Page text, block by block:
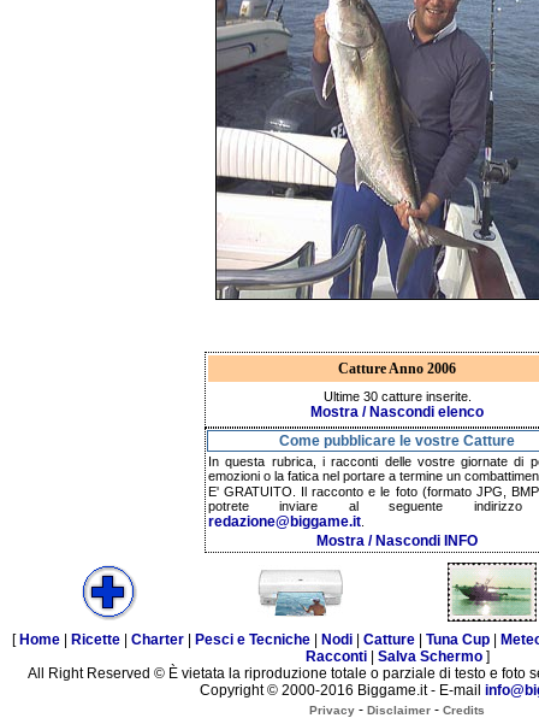
Catture Anno 2006
Ultime 30 catture inserite.
Mostra / Nascondi elenco
Come pubblicare le vostre Catture
In questa rubrica, i racconti delle vostre giornate di
emozioni o la fatica nel portare a termine un
E' GRATUITO. Il racconto e le foto (formato JPG,
potrete inviare al seguente indirizzo
redazione@biggame.it
Mostra / Nascondi INFO
[ Home Ricette Charter Pesci e Tecniche Nodi Catture Tuna Cup
Racconti| Salva Schermo]
All Right Reserved © È vietata la riproduzione totale o parziale di testo e foto
Copyright © 2000-2016 Biggame.it - E-mail
Privacy - Disclaimer - Credits